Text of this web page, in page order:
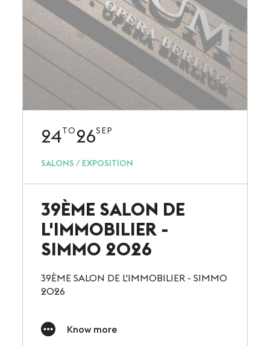
24TO26SEP
SALONS / EXPOSITION
39ÈME SALON DE
L'IMMOBILIER -
SIMMO 2026
39ÈME SALON DE L'IMMOBILIER - SIMMO
2026
Know more